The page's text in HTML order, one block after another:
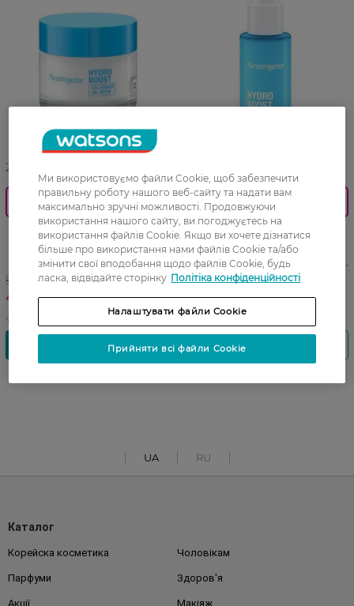
27 07 - 23 08
0_Спец.ціна
Крем-гель для обличчя
Neutrogena Hydro Boost
гідратуючий 50 мл
584,99 ГРН
467,99 ГРН
0_Спец.ціна
Сироватка для обличчя
Neutrogena Hydro Boost
інтенсивно зволожуюча 30
мл
584,99 ГРН
467,99 ГРН
UA RU
Каталог
Корейска косметика Чоловікам
Парфуми Здоров'я
Акції Макіяж
Ми використовуємо файли Cookie, щоб забезпечити
правильну роботу нашого веб-сайту та надати вам
максимально зручні можливості. Продовжуючи
використання нашого сайту, ви погоджуєтесь на
використання файлів Cookie. Якщо ви хочете дізнатися
більше про використання нами файлів Cookie та/або
змінити свої вподобання щодо файлів Cookie, будь
ласка, відвідайте сторінку Політіка конфіденційності
Налаштувати файли Cookie
Прийняти всі файли Cookie